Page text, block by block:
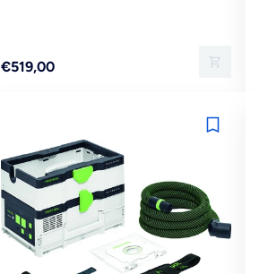
Reguliere
€519,00